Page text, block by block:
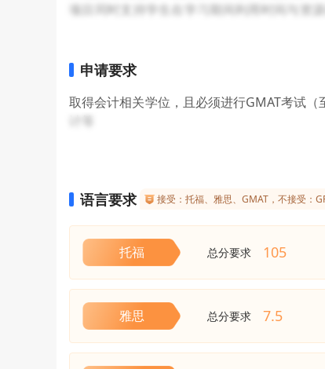
项目同时支持学生在学习期间利用时间与资
知识以及课程外学习内容，有助于学生提升
申请要求
取得会计相关学位，且必须进行GMAT考试
语言要求 接受：托福、雅思、GMAT，不接受：
托福 总分要求 105
雅思 总分要求 7.5